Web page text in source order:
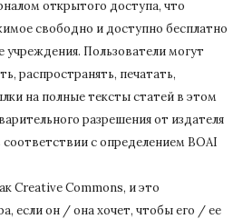
открытого доступа, что
свободно и доступно бесплатно
учреждения. Пользователи могут
распространять, печатать,
на полные тексты статей в этом
разрешения от издателя
с определением BOAI
Creative Commons, и это
если он / она хочет, чтобы его / ее